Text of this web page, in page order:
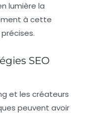
lumière la
à cette
SEO
et les créateurs
peuvent avoir